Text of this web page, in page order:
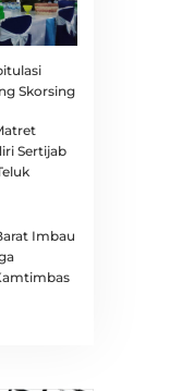
Skorsing
Sertijab
Imbau